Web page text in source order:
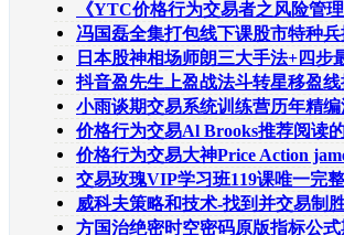
沙龙期报商学院
《YTC价格行为交易者之风险管
167页电子书-交易
冯国磊全集打包线下课股市特种
密码投资22式涨
日本股神相场师朗三大手法+四步
全散弹枪投资法
抖音盈先生上盈战法斗转星移盈
频课程全集409份
小雨谈期交易系统训练营历年精
整全套仅此一期
价格行为交易Al Brooks推荐阅读
文章电子书+交
价格行为交易大神Price Action
学课程首发中
交易玫瑰VIP学习班119课唯一完
+103个配套文档+自
威科夫策略和技术-找到并交易制
美无错版电子书
方国治绝密时空密码原版指标公